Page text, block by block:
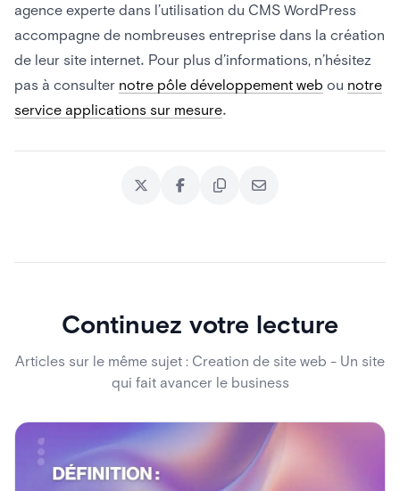
agence experte dans l’utilisation du CMS WordPress
accompagne de nombreuses entreprise dans la création
de leur site internet. Pour plus d’informations, n’hésitez
pas à consulter notre pôle développement web ou notre
service applications sur mesure.
Continuez votre lecture
Articles sur le même sujet : Creation de site web - Un site
qui fait avancer le business